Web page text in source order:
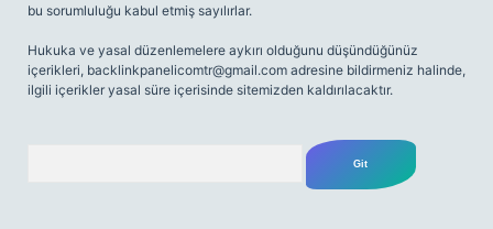
bu sorumluluğu kabul etmiş sayılırlar.
Hukuka ve yasal düzenlemelere aykırı olduğunu düşündüğünüz
içerikleri, backlinkpanelicomtr@gmail.com adresine bildirmeniz halinde,
ilgili içerikler yasal süre içerisinde sitemizden kaldırılacaktır.